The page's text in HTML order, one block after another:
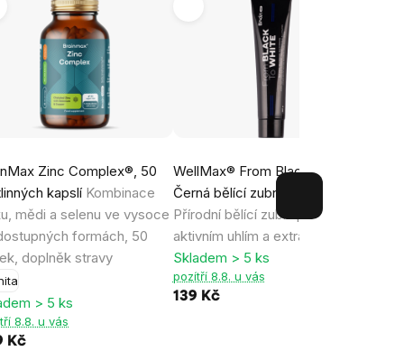
Zinc Complex®, 50
kapslí Kombinace
mědi a selenu ve vysoce
formách, 50
doplněk stravy
> 5 ks
8.8. u vás
Kč
WellMax® From Black to White,
Černá bělící zubní pasta, 105 g
Přírodní bělící zubní pasta s
aktivním uhlím a extrakty z bylin
Skladem > 5 ks
pozítří 8.8. u vás
139 Kč